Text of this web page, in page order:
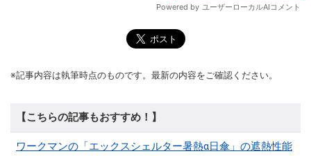
※記事内容は執筆時点のものです。最新の内容をご確認ください。
【こちらの記事もおすすめ！】
ワークマンの「エックスシェルター暑熱α日傘」の遮熱性能